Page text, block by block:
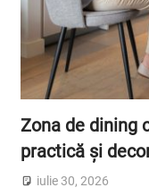
Zona de dining
practică și
iulie 30, 2026